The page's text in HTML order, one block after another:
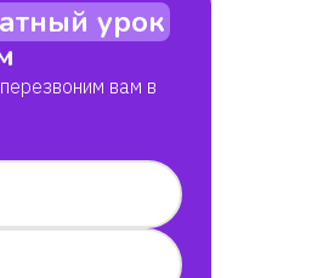
урок
вам в